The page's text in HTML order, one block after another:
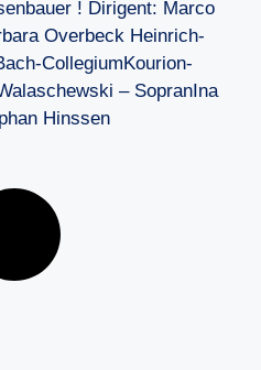
! Dirigent: Marco
Overbeck Heinrich-
CollegiumKourion-
– SopranIna
Hinssen